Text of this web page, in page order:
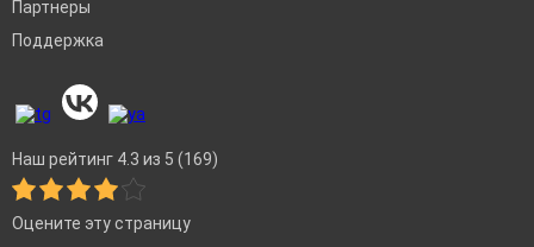
Партнеры
Поддержка
Наш рейтинг 4.3 из 5 (169)
Оцените эту страницу